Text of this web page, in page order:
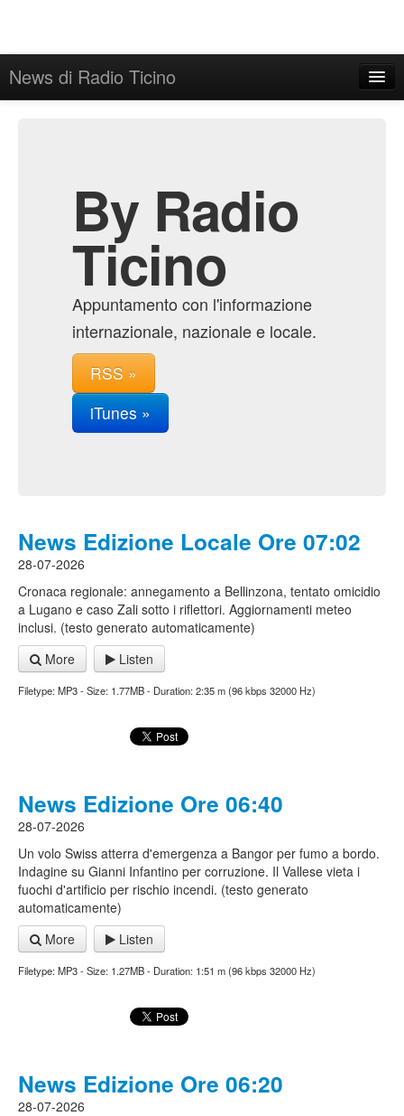
News di Radio Ticino
By Radio
Ticino
Appuntamento con l'informazione
internazionale, nazionale e locale.
RSS »
iTunes »
News Edizione Locale Ore 07:02
28-07-2026
Cronaca regionale: annegamento a Bellinzona, tentato omicidio
a Lugano e caso Zali sotto i riflettori. Aggiornamenti meteo
inclusi. (testo generato automaticamente)
More
Listen
Filetype: MP3 - Size: 1.77MB - Duration: 2:35 m (96 kbps 32000 Hz)
News Edizione Ore 06:40
28-07-2026
Un volo Swiss atterra d'emergenza a Bangor per fumo a bordo.
Indagine su Gianni Infantino per corruzione. Il Vallese vieta i
fuochi d'artificio per rischio incendi. (testo generato
automaticamente)
More
Listen
Filetype: MP3 - Size: 1.27MB - Duration: 1:51 m (96 kbps 32000 Hz)
News Edizione Ore 06:20
28-07-2026